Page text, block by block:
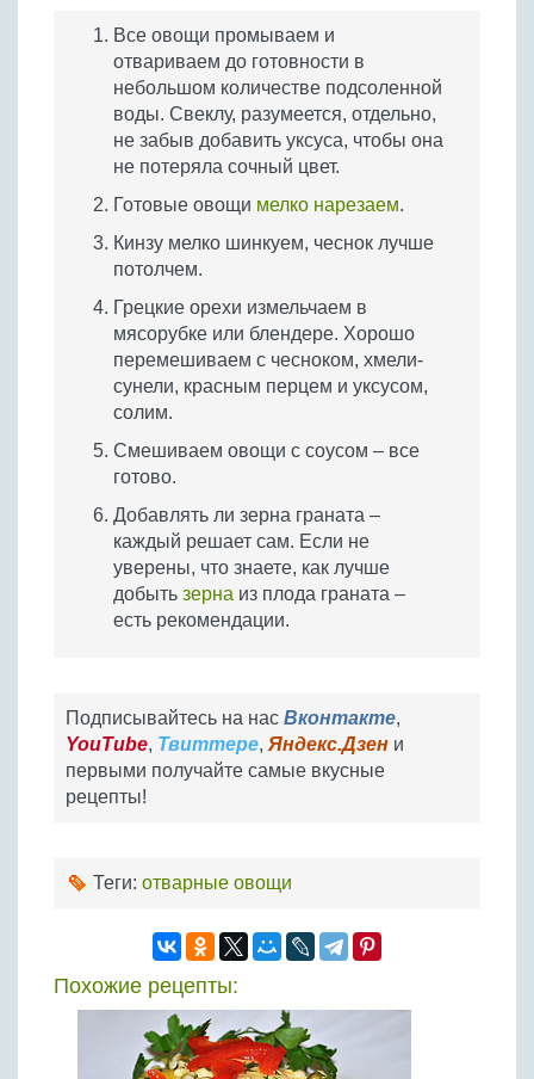
Все овощи промываем и
отвариваем до готовности в
небольшом количестве подсоленной
воды. Свеклу, разумеется, отдельно,
не забыв добавить уксуса, чтобы она
не потеряла сочный цвет.
Готовые овощи мелко нарезаем.
Кинзу мелко шинкуем, чеснок лучше
потолчем.
Грецкие орехи измельчаем в
мясорубке или блендере. Хорошо
перемешиваем с чесноком, хмели-
сунели, красным перцем и уксусом,
солим.
Смешиваем овощи с соусом – все
готово.
Добавлять ли зерна граната –
каждый решает сам. Если не
уверены, что знаете, как лучше
добыть зерна из плода граната –
есть рекомендации.
Подписывайтесь на нас Вконтакте,
YouTube, Твиттере, Яндекс.Дзен и
первыми получайте самые вкусные
рецепты!
Теги: отварные овощи
Похожие рецепты: